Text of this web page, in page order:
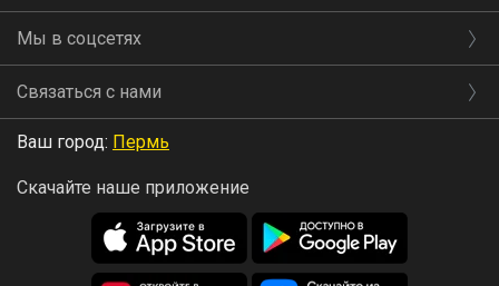
Мы в соцсетях
Связаться с нами
Ваш город: Пермь
Скачайте наше приложение